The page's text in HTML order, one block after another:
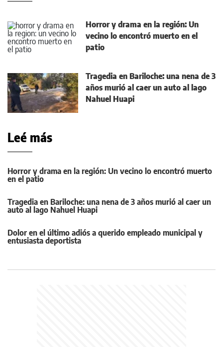
Horror y drama en la región: Un
vecino lo encontró muerto en el
patio
Tragedia en Bariloche: una nena de 3
años murió al caer un auto al lago
Nahuel Huapi
Leé más
Horror y drama en la región: Un vecino lo encontró muerto
en el patio
Tragedia en Bariloche: una nena de 3 años murió al caer un
auto al lago Nahuel Huapi
Dolor en el último adiós a querido empleado municipal y
entusiasta deportista